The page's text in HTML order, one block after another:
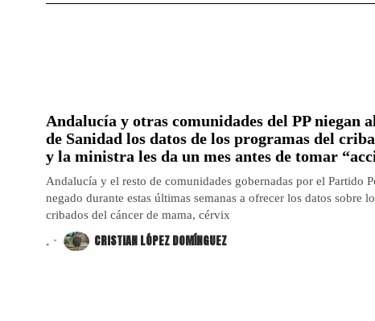
Andalucía y otras comunidades del PP niegan
de Sanidad los datos de los programas del
y la ministra les da un mes antes de tomar
Andalucía y el resto de comunidades gobernadas por el Partido
negado durante estas últimas semanas a ofrecer los datos sobre
cribados del cáncer de mama, cérvix
. CRISTIAN LÓPEZ DOMÍNGUEZ